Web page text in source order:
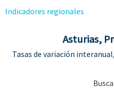
Indicadores regionales
Asturias,
Tasas de variación